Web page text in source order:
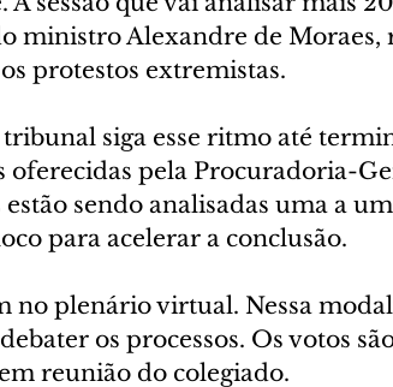
ministro Alexandre de Moraes,
protestos extremistas.
siga esse ritmo até
oferecidas pela Procuradoria-
estão sendo analisadas uma a
para acelerar a conclusão.
no plenário virtual. Nessa
os processos. Os votos
reunião do colegiado.